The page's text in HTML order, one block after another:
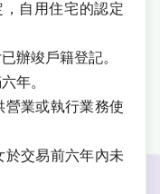
自用住宅的認定
辦竣戶籍登記。
年。
營業或執行業務使
於交易前六年內未